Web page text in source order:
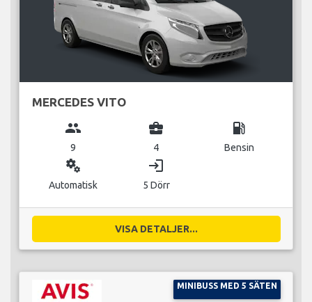
MERCEDES VITO
group
9
business_center
4
local_gas_station
Bensin
miscellaneous_services
Automatisk
login
5 Dörr
VISA DETALJER...
MINIBUSS MED 5 SÄTEN